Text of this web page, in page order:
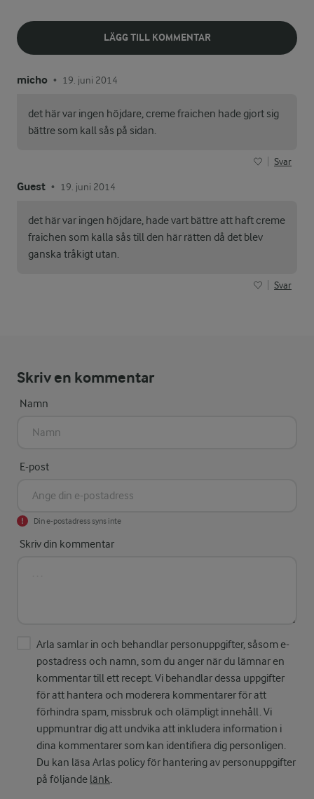
LÄGG TILL KOMMENTAR
micho • 19. juni 2014
det här var ingen höjdare, creme fraichen hade gjort sig
bättre som kall sås på sidan.
Svar
Guest • 19. juni 2014
det här var ingen höjdare, hade vart bättre att haft creme
fraichen som kalla sås till den här rätten då det blev
ganska tråkigt utan.
Svar
Skriv en kommentar
Namn
E-post
Din e-postadress syns inte
Skriv din kommentar
Arla samlar in och behandlar personuppgifter, såsom e-
postadress och namn, som du anger när du lämnar en
kommentar till ett recept. Vi behandlar dessa uppgifter
för att hantera och moderera kommentarer för att
förhindra spam, missbruk och olämpligt innehåll. Vi
uppmuntrar dig att undvika att inkludera information i
dina kommentarer som kan identifiera dig personligen.
Du kan läsa Arlas policy för hantering av personuppgifter
på följande länk.